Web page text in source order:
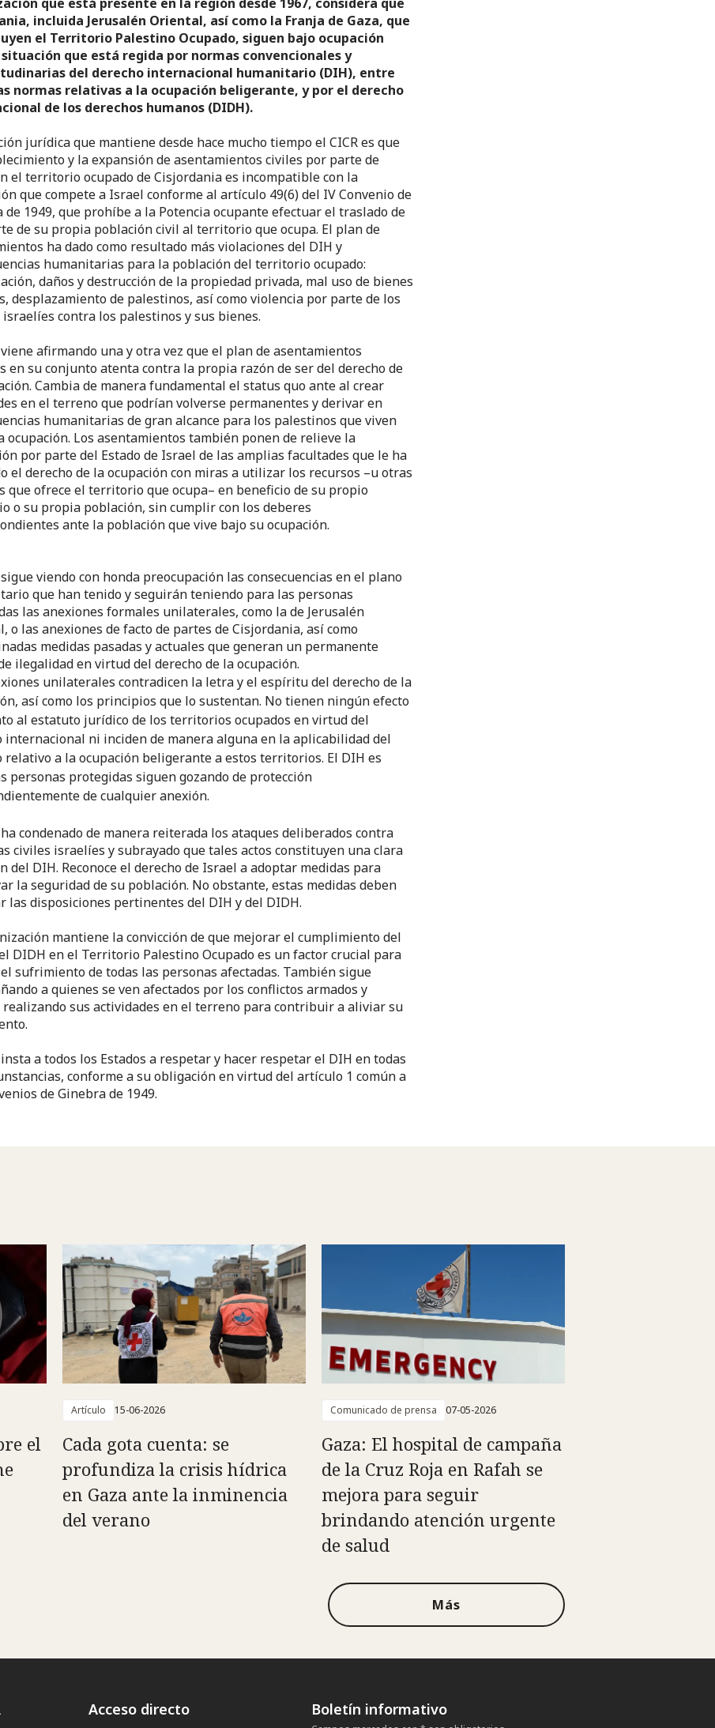
incluida Jerusalén Oriental, así como la Franja de Gaza, que
el Territorio Palestino Ocupado, siguen bajo ocupación
que está regida por normas convencionales y
del derecho internacional humanitario (DIH), entre
normas relativas a la ocupación beligerante, y por el derecho
de los derechos humanos (DIDH).
jurídica que mantiene desde hace mucho tiempo el CICR es que
y la expansión de asentamientos civiles por parte de
el territorio ocupado de Cisjordania es incompatible con la
que compete a Israel conforme al artículo 49(6) del IV Convenio de
de 1949, que prohíbe a la Potencia ocupante efectuar el traslado de
de su propia población civil al territorio que ocupa. El plan de
ha dado como resultado más violaciones del DIH y
humanitarias para la población del territorio ocupado:
daños y destrucción de la propiedad privada, mal uso de bienes
desplazamiento de palestinos, así como violencia por parte de los
israelíes contra los palestinos y sus bienes.
viene afirmando una y otra vez que el plan de asentamientos
en su conjunto atenta contra la propia razón de ser del derecho de
Cambia de manera fundamental el status quo ante al crear
en el terreno que podrían volverse permanentes y derivar en
humanitarias de gran alcance para los palestinos que viven
ocupación. Los asentamientos también ponen de relieve la
por parte del Estado de Israel de las amplias facultades que le ha
el derecho de la ocupación con miras a utilizar los recursos –u otras
que ofrece el territorio que ocupa– en beneficio de su propio
o su propia población, sin cumplir con los deberes
ante la población que vive bajo su ocupación.
sigue viendo con honda preocupación las consecuencias en el plano
que han tenido y seguirán teniendo para las personas
las anexiones formales unilaterales, como la de Jerusalén
o las anexiones de facto de partes de Cisjordania, así como
medidas pasadas y actuales que generan un permanente
ilegalidad en virtud del derecho de la ocupación.
unilaterales contradicen la letra y el espíritu del derecho de la
así como los principios que lo sustentan. No tienen ningún efecto
al estatuto jurídico de los territorios ocupados en virtud del
internacional ni inciden de manera alguna en la aplicabilidad del
relativo a la ocupación beligerante a estos territorios. El DIH es
personas protegidas siguen gozando de protección
de cualquier anexión.
ha condenado de manera reiterada los ataques deliberados contra
civiles israelíes y subrayado que tales actos constituyen una clara
del DIH. Reconoce el derecho de Israel a adoptar medidas para
la seguridad de su población. No obstante, estas medidas deben
las disposiciones pertinentes del DIH y del DIDH.
mantiene la convicción de que mejorar el cumplimiento del
DIDH en el Territorio Palestino Ocupado es un factor crucial para
sufrimiento de todas las personas afectadas. También sigue
a quienes se ven afectados por los conflictos armados y
sus actividades en el terreno para contribuir a aliviar su
insta a todos los Estados a respetar y hacer respetar el DIH en todas
conforme a su obligación en virtud del artículo 1 común a
de Ginebra de 1949.
el
Artículo 15-06-2026
Cada gota cuenta: se
profundiza la crisis hídrica
en Gaza ante la inminencia
del verano
Comunicado de prensa 07-05-2026
Gaza: El hospital de campaña
de la Cruz Roja en Rafah se
mejora para seguir
brindando atención urgente
de salud
Más
Acceso directo Boletín informativo